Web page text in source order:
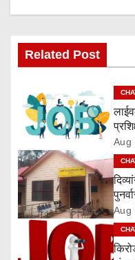
v
i
g
a
t
i
o
n
Related Post
Aug
Aug